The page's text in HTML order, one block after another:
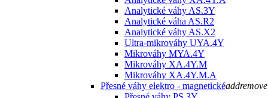
Analytické váhy AS.3Y
Analytické váha AS.R2
Analytické váhy AS.X2
Ultra-mikrováhy UYA.4Y
Mikrováhy MYA.4Y
Mikrováhy XA.4Y.M
Mikrováhy XA.4Y.M.A
Přesné váhy elektro - magnetickéaddremove